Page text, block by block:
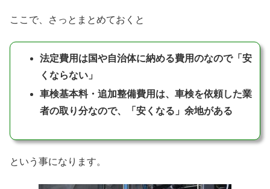
ここで、さっとまとめておくと
法定費用は国や自治体に納める費用のなので「安
くならない」
車検基本料・追加整備費用は、車検を依頼した業
者の取り分なので、「安くなる」余地がある
という事になります。